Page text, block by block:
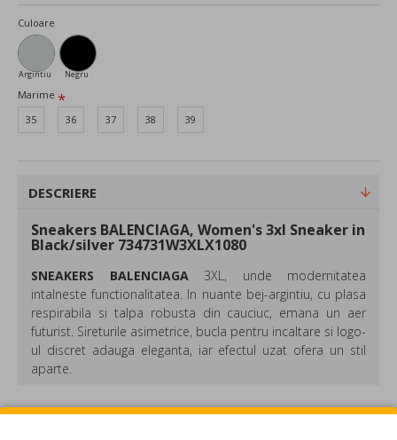
Culoare
Argintiu Negru
Marime
35
36 37 38 39
DESCRIERE
Sneakers BALENCIAGA, Women's 3xl Sneaker in
Black/silver 734731W3XLX1080
SNEAKERS BALENCIAGA 3XL, unde modernitatea
intalneste functionalitatea. In nuante bej-argintiu, cu plasa
respirabila si talpa robusta din cauciuc, emana un aer
futurist. Sireturile asimetrice, bucla pentru incaltare si logo-
ul discret adauga eleganta, iar efectul uzat ofera un stil
aparte.
Culoare: Negru/Silver